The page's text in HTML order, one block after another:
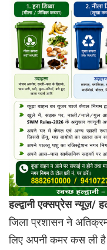
हल्द्वानी एक्सप्रेस न्यूज़/
जिला प्रशासन ने
लिए अपनी कमर कस ली